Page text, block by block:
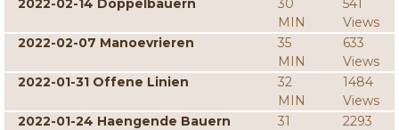
2022-02-14 Doppelbauern
30
MIN
541
Views
2022-02-07 Manoevrieren
35
MIN
633
Views
2022-01-31 Offene Linien
32
MIN
1484
Views
2022-01-24 Haengende Bauern
31
2293